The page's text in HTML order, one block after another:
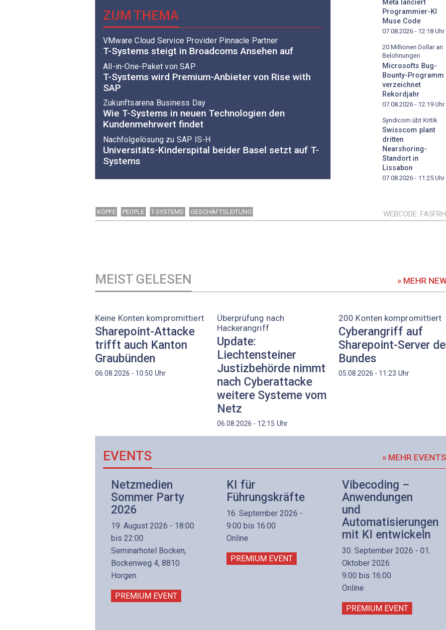
ZUM THEMA
VMware Cloud Service Provider Pinnacle Partner
T-Systems steigt in Broadcoms Ansehen auf
All-in-One-Paket von SAP
T-Systems wird Premium-Anbieter von Rise with
SAP
Zukunftsarena Business Day
Wie T-Systems in neuen Technologien den
Kundenmehrwert findet
Nachfolgelösung zu SAP IS-H
Universitäts-Kinderspital beider Basel setzt auf T-
Systems
Meta lanciert
Programmier-KI
Muse Code
07.08.2026 - 12:18 Uhr
20 Millionen Dollar an
Belohnungen
Microsofts Bug-
Bounty-Programm
verzeichnet
Rekordjahr
07.08.2026 - 12:19 Uhr
Syndicom übt Kritik
Swisscom plant
dritten
Nearshoring-
Standort in
Lissabon
07.08.2026 - 11:25 Uhr
KÖPFE PEOPLE T-SYSTEMS GESCHÄFTSLEITUNG WEBCODE
MEIST GELESEN » MEHR
Keine Konten kompromittiert
Sharepoint-Attacke
trifft auch Kanton
Graubünden
06.08.2026 - 10:50 Uhr
Überprüfung nach
Hackerangriff
Update:
Liechtensteiner
Justizbehörde nimmt
nach Cyberattacke
weitere Systeme vom
Netz
06.08.2026 - 12:15 Uhr
200 Konten kompromittiert
Cyberangriff auf
Sharepoint-Server
Bundes
05.08.2026 - 11:23 Uhr
EVENTS » MEHR EVENTS
Netzmedien
Sommer Party
2026
19. August 2026 - 18:00
bis 22:00
Seminarhotel Bocken,
Bockenweg 4, 8810
Horgen
PREMIUM EVENT
KI für
Führungskräfte
16. September 2026 -
9:00 bis 16:00
Online
PREMIUM EVENT
Vibecoding –
Anwendungen
und
Automatisierungen
mit KI entwickeln
30. September 2026 - 01.
Oktober 2026
9:00 bis 16:00
Online
PREMIUM EVENT